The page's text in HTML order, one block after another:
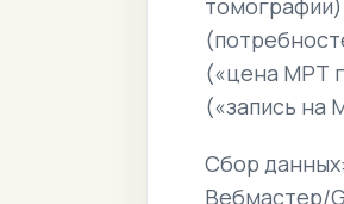
(«цена МРТ
(«запись на
Сбор
Вебмастер/